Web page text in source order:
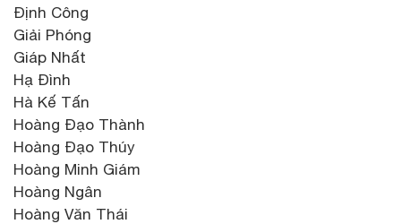
Định Công
Giải Phóng
Giáp Nhất
Hạ Đình
Hà Kế Tấn
Hoàng Đạo Thành
Hoàng Đạo Thúy
Hoàng Minh Giám
Hoàng Ngân
Hoàng Văn Thái